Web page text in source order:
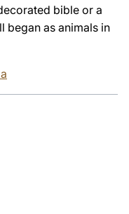
bible or a
began as animals in